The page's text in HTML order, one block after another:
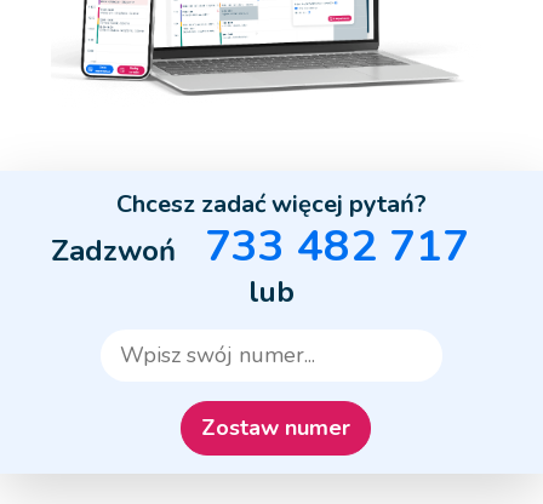
Chcesz zadać więcej pytań?
Zadzwoń 733 482 717
lub